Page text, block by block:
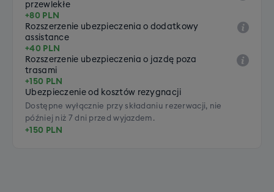
przewlekłe
+80 PLN
Rozszerzenie ubezpieczenia o dodatkowy
assistance
+40 PLN
Rozszerzenie ubezpieczenia o jazdę poza
trasami
+150 PLN
Ubezpieczenie od kosztów rezygnacji
Dostępne wyłącznie przy składaniu rezerwacji, nie
później niż 7 dni przed wyjazdem.
+150 PLN